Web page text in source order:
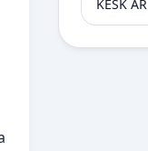
KESK AR